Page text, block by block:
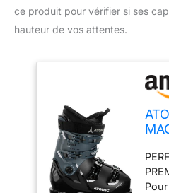
ce produit pour vérifier si ses
hauteur de vos attentes.
24/